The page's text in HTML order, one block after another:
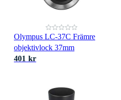
Olympus LC-37C Främre
objektivlock 37mm
401 kr